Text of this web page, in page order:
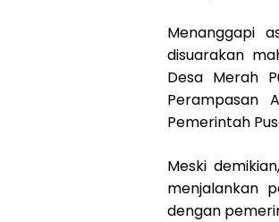
Menanggapi
disuarakan
Desa Merah
Perampasan
Pemerintah
Meski
menjalankan
dengan